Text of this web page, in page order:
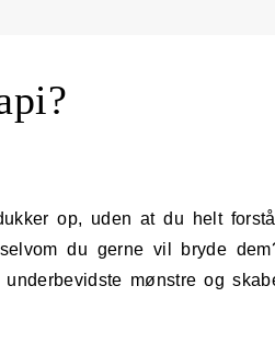
du gerne vil bryde
mønstre og